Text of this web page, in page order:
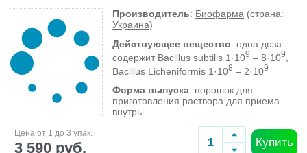
Производитель: Биофарма (страна:
Украина)
Действующее вещество: одна доза
содержит Bacillus subtilis 1·109 – 8·109
Bacillus Licheniformis 1·108 – 2·109
Форма выпуска: порошок для
приготовления раствора для приема
внутрь
Цена от 1 до 3 упак.
3 590 руб. Купить